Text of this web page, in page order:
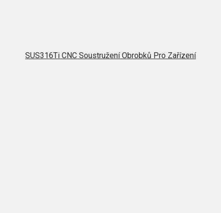
SUS316Ti CNC Soustružení Obrobků Pro Zařízení